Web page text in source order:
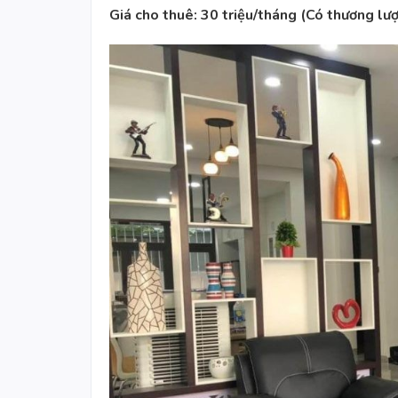
Giá cho thuê: 30 triệu/tháng (Có thương